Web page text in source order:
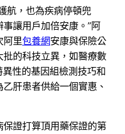
航，也為疾病停頓兜
讓用戶加倍安康。”阿
阿里包養網安康與保險公
的科技立異，如醫療數
性的基因組檢測技巧和
肝患者供給一個實惠、
證打算頂用藥保證的第